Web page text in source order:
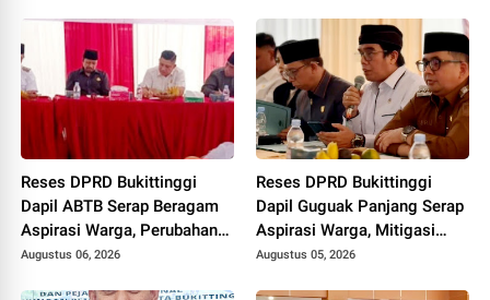
Posyandu di Kubang Putiah
Reses DPRD Bukittinggi
Dapil ABTB Serap Beragam
Aspirasi Warga, Perubahan
Desil hingga Pembangunan
Augustus 06, 2026
Reses DPRD Bukittinggi
Dapil Guguak Panjang Serap
Aspirasi Warga, Mitigasi
Bencana Jadi Sorotan Utama
Augustus 05, 2026